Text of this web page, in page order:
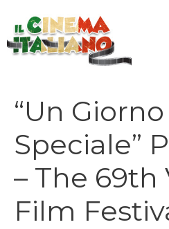
contenuto
“Un Giorno
Speciale”
– The 69th
Film